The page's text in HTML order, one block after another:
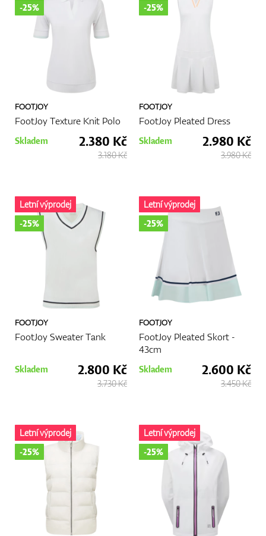
FOOTJOY
FootJoy Texture Knit Polo
-25%
Skladem 2.380 Kč
3.180 Kč
FOOTJOY
FootJoy Pleated Dress
-25%
Skladem 2.980 Kč
3.980 Kč
FOOTJOY
FootJoy Sweater Tank
Letní výprodej
-25%
Skladem 2.800 Kč
3.730 Kč
FOOTJOY
FootJoy Pleated Skort -
43cm
Letní výprodej
-25%
Skladem 2.600 Kč
3.450 Kč
Letní výprodej
-25%
Letní výprodej
-25%